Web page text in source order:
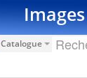
Catalogue